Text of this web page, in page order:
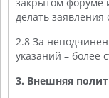
делать
2.8 За
указаний – более
3. Внешняя